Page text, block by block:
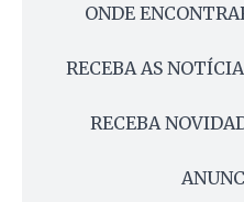
ONDE
RECEBA AS
RECEBA